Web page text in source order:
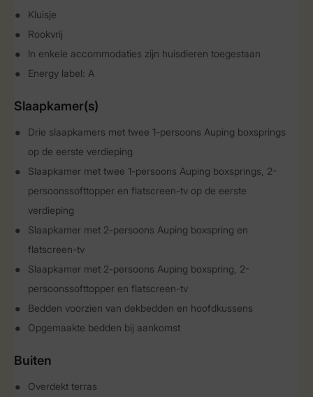
Kluisje
Rookvrij
In enkele accommodaties zijn huisdieren toegestaan
Energy label: A
Slaapkamer(s)
Drie slaapkamers met twee 1-persoons Auping boxsprings
op de eerste verdieping
Slaapkamer met twee 1-persoons Auping boxsprings, 2-
persoonssofttopper en flatscreen-tv op de eerste
verdieping
Slaapkamer met 2-persoons Auping boxspring en
flatscreen-tv
Slaapkamer met 2-persoons Auping boxspring, 2-
persoonssofttopper en flatscreen-tv
Bedden voorzien van dekbedden en hoofdkussens
Opgemaakte bedden bij aankomst
Buiten
Overdekt terras